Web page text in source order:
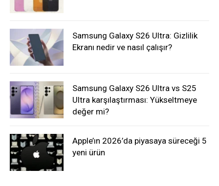
Samsung Galaxy S26 Ultra: Gizlilik
Ekranı nedir ve nasıl çalışır?
Samsung Galaxy S26 Ultra vs S25
Ultra karşılaştırması: Yükseltmeye
değer mi?
Apple’ın 2026’da piyasaya süreceği 5
yeni ürün